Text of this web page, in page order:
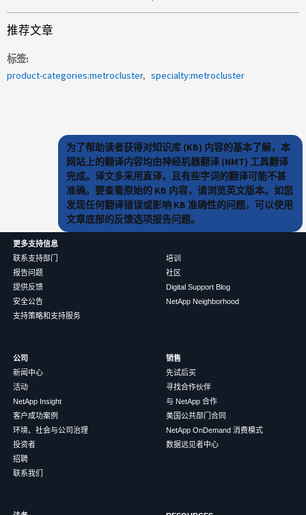
推荐文章
标签
product-categories:metrocluster
specialty:metrocluster
为了帮助读者获得对知识库 (KB) 内容的基本了解，本
网站上的翻译内容均由神经机器翻译 (NMT) 工具翻译
完成。译文多采用直译，且有些字词的翻译可能不甚
准确。要查看原始的 KB 内容，请浏览英文版本。如您
发现任何翻译错误或影响 KB 准确性的问题，可以使用
文章底部的反馈选项报告问题。
更多支持信息
联系支持部门
报告问题
提供反馈
安全公告
支持策略和支持服务
培训
社区
Digital Support Blog
NetApp Neighborhood
公司
新闻中心
活动
NetApp Insight
客户成功案例
环境、社会与公司治理
投资者
招聘
联系我们
销售
先试后买
寻找合作伙伴
与 NetApp 合作
美国公共部门合同
NetApp OnDemand 消费模式
数据远见者中心